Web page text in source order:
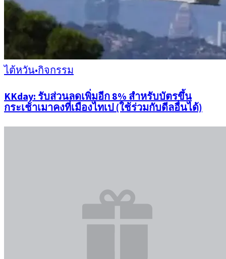
ไต้หวัน•กิจกรรม
KKday: รับส่วนลดเพิ่มอีก 8% สำหรับบัตรขึ้น
กระเช้าเมาคงที่เมืองไทเป (ใช้ร่วมกับดีลอื่นได้)